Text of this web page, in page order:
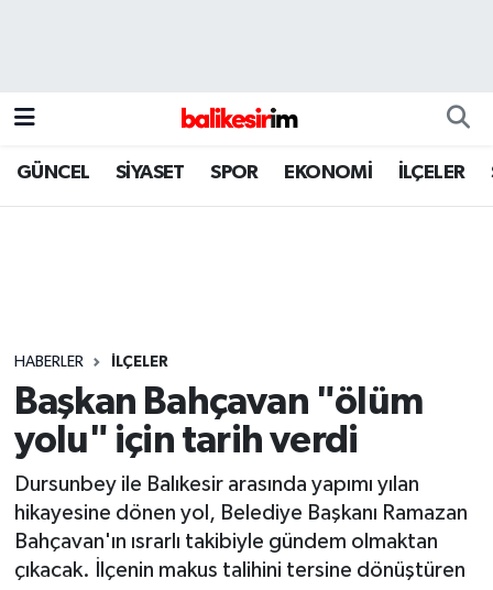
GÜNCEL SİYASET SPOR EKONOMİ İLÇELER
HABERLER İLÇELER
Başkan Bahçavan "ölüm
yolu" için tarih verdi
Dursunbey ile Balıkesir arasında yapımı yılan
hikayesine dönen yol, Belediye Başkanı Ramazan
Bahçavan'ın ısrarlı takibiyle gündem olmaktan
çıkacak. İlçenin makus talihini tersine dönüştüren